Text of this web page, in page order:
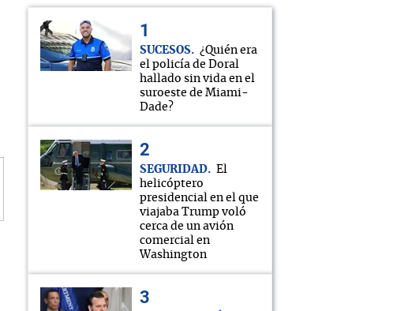
SUCESOS
¿Quién era
el policía de Doral
hallado sin vida en el
suroeste de Miami-
Dade?
SEGURIDAD
El
helicóptero
presidencial en el que
viajaba Trump voló
cerca de un avión
comercial en
Washington